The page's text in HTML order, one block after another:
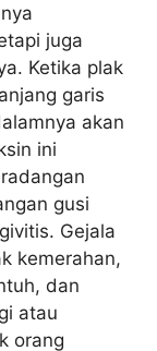
juga
Ketika plak
garis
akan
ini
gusi
Gejala
kemerahan,
dan
atau
orang